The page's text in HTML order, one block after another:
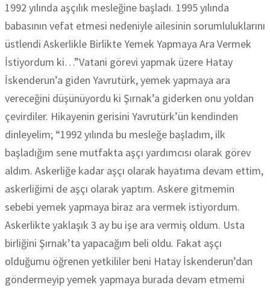
1992 yılında aşçılık mesleğine başladı. 1995 yılında
babasının vefat etmesi nedeniyle ailesinin sorumluluklarını
üstlendi Askerlikle Birlikte Yemek Yapmaya Ara Vermek
İstiyordum ki…”Vatani görevi yapmak üzere Hatay
İskenderun’a giden Yavrutürk, yemek yapmaya ara
vereceğini düşünüyordu ki Şırnak’a giderken onu yoldan
çevirdiler. Hikayenin gerisini Yavrutürk’ün kendinden
dinleyelim; “1992 yılında bu mesleğe başladım, ilk
başladığım sene mutfakta aşçı yardımcısı olarak görev
aldım. Askerliğe kadar aşçı olarak hayatıma devam ettim,
askerliğimi de aşçı olarak yaptım. Askere gitmemin
sebebi yemek yapmaya biraz ara vermek istiyordum.
Askerlikte yaklaşık 3 ay bu işe ara vermiş oldum. Usta
birliğini Şırnak’ta yapacağım beli oldu. Fakat aşçı
olduğumu öğrenen yetkililer beni Hatay İskenderun’dan
göndermeyip yemek yapmaya burada devam etmemi